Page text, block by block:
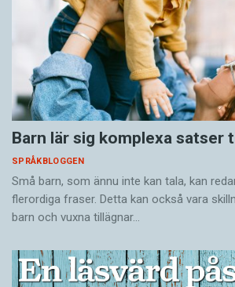
Barn lär sig komplexa satser
SPRÅKBLOGGEN
Små barn, som ännu inte kan tala, kan
flerordiga fraser. Detta kan också vara
barn och vuxna tillägnar…